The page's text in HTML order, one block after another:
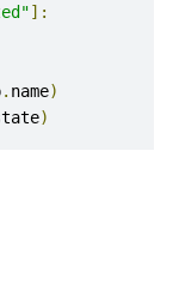
]:
. name)
)